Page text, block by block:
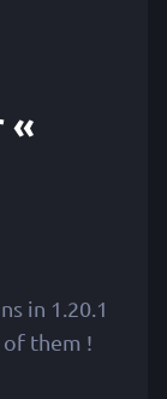
«
in 1.20.1
of them !